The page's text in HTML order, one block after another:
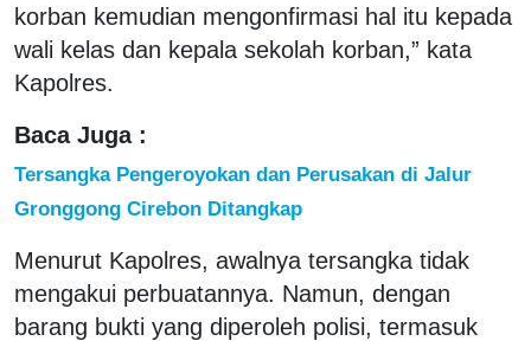
korban kemudian mengonfirmasi hal itu kepada
wali kelas dan kepala sekolah korban,” kata
Kapolres.
Baca Juga :
Tersangka Pengeroyokan dan Perusakan di Jalur
Gronggong Cirebon Ditangkap
Menurut Kapolres, awalnya tersangka tidak
mengakui perbuatannya. Namun, dengan
barang bukti yang diperoleh polisi, termasuk